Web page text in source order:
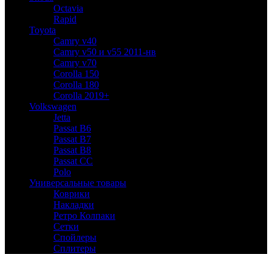
Octavia
Rapid
Toyota
Camry v40
Camry v50 и v55 2011-нв
Camry v70
Corolla 150
Corolla 180
Corolla 2019+
Volkswagen
Jetta
Passat B6
Passat B7
Passat B8
Passat CC
Polo
Универсальные товары
Коврики
Накладки
Ретро Колпаки
Сетки
Спойлеры
Сплитеры